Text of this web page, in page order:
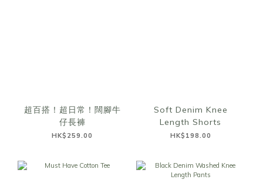
超百搭！超日常！闊腳牛
仔長褲
HK$259.00
Soft Denim Knee
Length Shorts
HK$198.00